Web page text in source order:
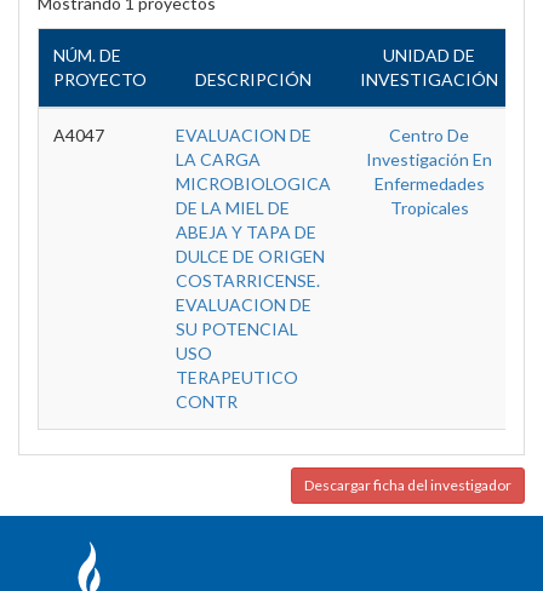
NÚM. DE
PROYECTO
DESCRIPCIÓN
UNIDAD DE
INVESTIGACIÓN
A4047
EVALUACION DE
LA CARGA
MICROBIOLOGICA
DE LA MIEL DE
ABEJA Y TAPA DE
DULCE DE ORIGEN
COSTARRICENSE.
EVALUACION DE
SU POTENCIAL
USO
TERAPEUTICO
CONTR
Centro De
Investigación En
Enfermedades
Tropicales
Descargar ficha del investigador